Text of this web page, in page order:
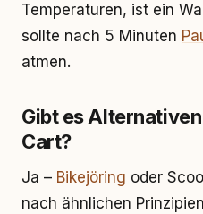
Temperaturen, ist ein
sollte nach 5 Minuten
atmen.
Gibt es
Cart?
Ja – Bikejöring oder
nach ähnlichen